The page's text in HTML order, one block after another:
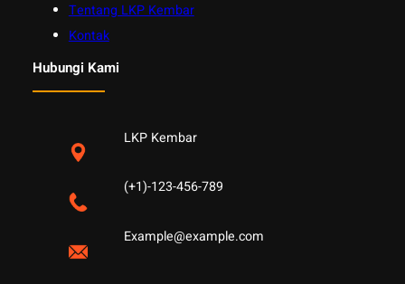
Tentang LKP Kembar
Kontak
Hubungi Kami
LKP Kembar
(+1)-123-456-789
Example@example.com